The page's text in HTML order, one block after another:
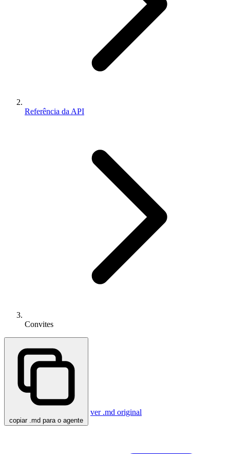
Referência da API
Convites
copiar .md para o agente
ver .md original